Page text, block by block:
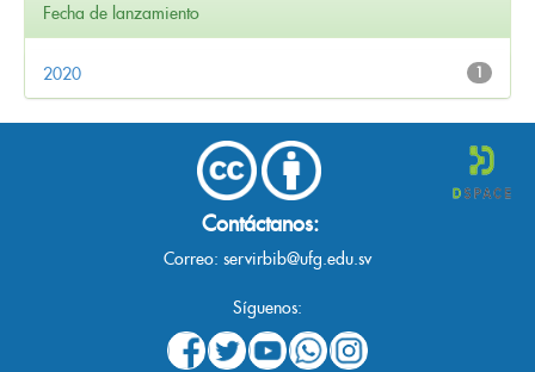
Fecha de lanzamiento
1
2020
Contáctanos:
Correo: servirbib@ufg.edu.sv
Síguenos: